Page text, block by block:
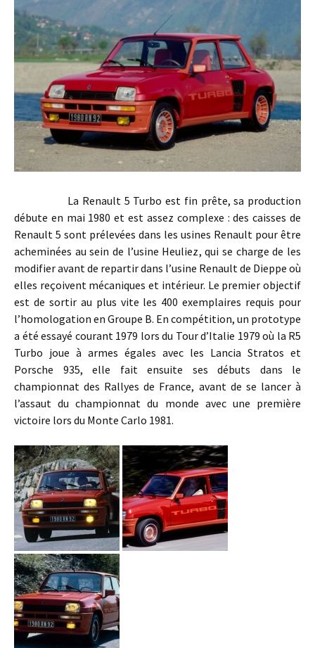
La Renault 5 Turbo est fin prête, sa production
débute en mai 1980 et est assez complexe : des caisses de
Renault 5 sont prélevées dans les usines Renault pour être
acheminées au sein de l’usine Heuliez, qui se charge de les
modifier avant de repartir dans l’usine Renault de Dieppe où
elles reçoivent mécaniques et intérieur. Le premier objectif
est de sortir au plus vite les 400 exemplaires requis pour
l’homologation en Groupe B. En compétition, un prototype
a été essayé courant 1979 lors du Tour d’Italie 1979 où la R5
Turbo joue à armes égales avec les Lancia Stratos et
Porsche 935, elle fait ensuite ses débuts dans le
championnat des Rallyes de France, avant de se lancer à
l’assaut du championnat du monde avec une première
victoire lors du Monte Carlo 1981.